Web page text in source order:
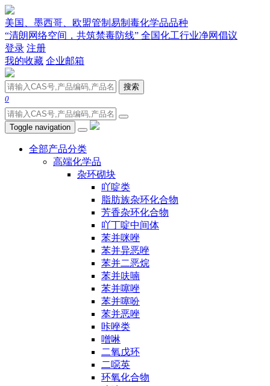
美国、墨西哥、欧盟管制易制毒化学品品种
“清朗网络空间，共筑禁毒防线” 全国化工行业净网倡议
登录 注册
我的收藏 企业邮箱
搜索
0
Toggle navigation
全部产品分类
高端化学品
杂环砌块
吖啶类
脂肪族杂环化合物
芳香杂环化合物
吖丁啶中间体
苯并咪唑
苯并异恶唑
苯并二恶烷
苯并呋喃
苯并噻唑
苯并噻吩
苯并恶唑
咔唑类
噌啉
二氧戊环
二噁英
环氧化合物